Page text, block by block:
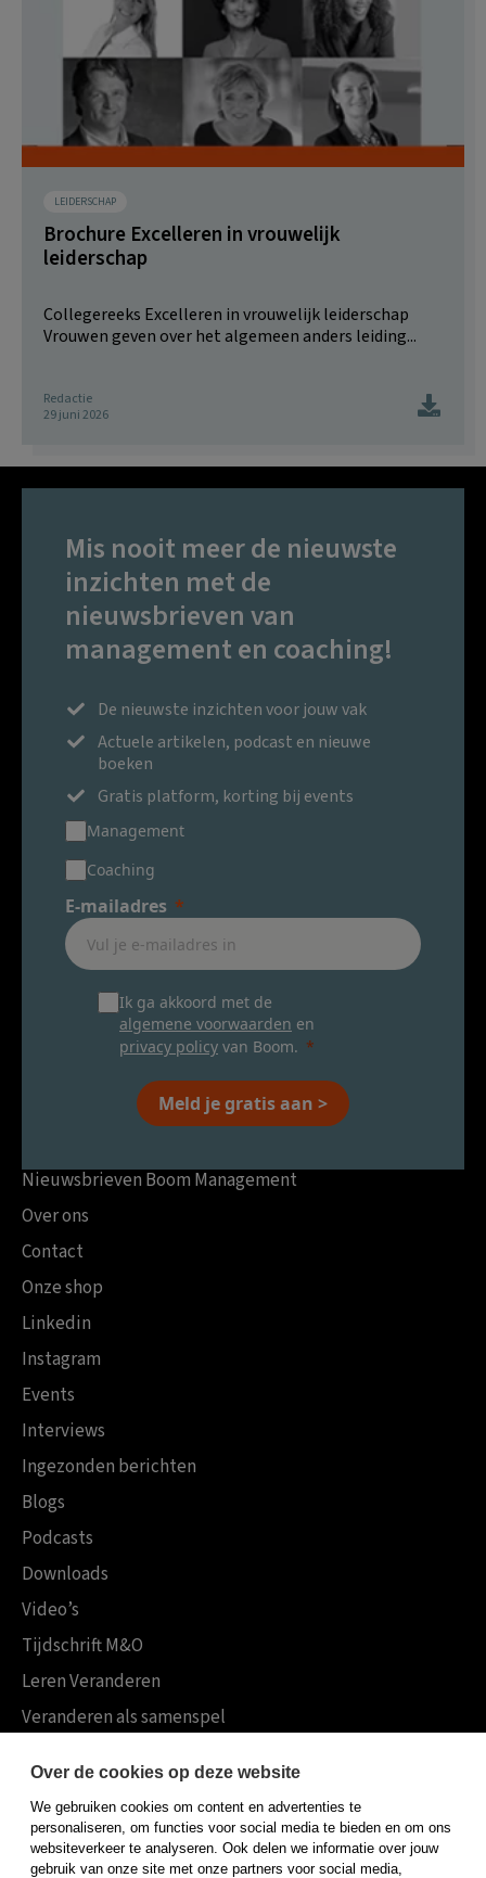
LEIDERSCHAP
Brochure Excelleren in vrouwelijk
leiderschap
Collegereeks Excelleren in vrouwelijk leiderschap
Vrouwen geven over het algemeen anders leiding...
Redactie
29 juni 2026
Mis nooit meer de nieuwste
inzichten met de
nieuwsbrieven van
management en coaching!
De nieuwste inzichten voor jouw vak
Actuele artikelen, podcast en nieuwe
boeken
Gratis platform, korting bij events
Management
Coaching
E-mailadres
Ik ga akkoord met de
algemene voorwaarden en
privacy policy van Boom.
Meld je gratis aan >
Nieuwsbrieven Boom Management
Over ons
Contact
Onze shop
Linkedin
Instagram
Events
Interviews
Ingezonden berichten
Blogs
Podcasts
Downloads
Video’s
Tijdschrift M&O
Leren Veranderen
Veranderen als samenspel
Koninklijke Boom uitgevers
Boom Psychologie
Boom Hoger Onderwijs
Over de cookies op deze website
We gebruiken cookies om content en advertenties te
personaliseren, om functies voor social media te bieden en om ons
websiteverkeer te analyseren. Ook delen we informatie over jouw
gebruik van onze site met onze partners voor social media,